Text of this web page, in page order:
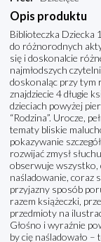
Opis produktu
Biblioteczka Dziecka
do różnorodnych
się i doskonalcie
najmłodszych
doskonaląc przy tym
znajdziecie 4 długie
dzieciach powyżej
“Rodzina”. Urocze,
tematy bliskie
pokazywanie
rozwijać zmysł
obserwuje wszystko,
naśladowanie, coraz
przyjazny sposób
razem książeczki,
przedmioty na
Głośno i wyraźnie
by cię naśladowało